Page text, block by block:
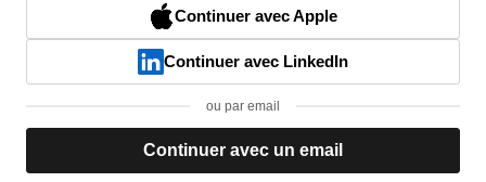
Continuer avec Apple
Continuer avec LinkedIn
ou par email
Continuer avec un email